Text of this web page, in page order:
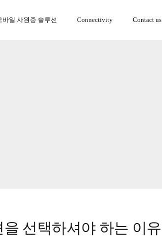
바일 사원증 솔루션 Connectivity Contact us
선택하셔야 하는 이유